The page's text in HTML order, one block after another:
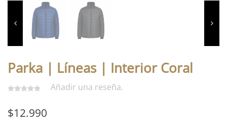
Parka | Líneas | Interior Coral
Añadir una reseña.
$12.990